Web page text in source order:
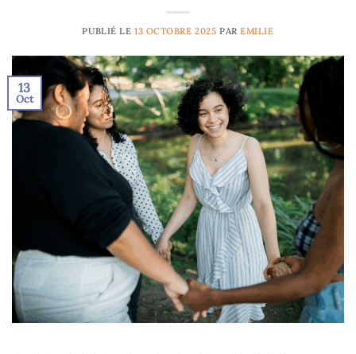
PUBLIÉ LE 13 OCTOBRE 2025 PAREMILIE
13
Oct